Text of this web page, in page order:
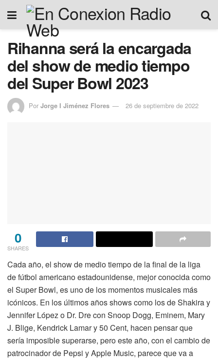
Rihanna será la encargada
del show de medio tiempo
del Super Bowl 2023
Por Jorge I Jiménez Flores 26 de septiembre de 2022
0
SHARES
Cada año, el show de medio tiempo de la final de la liga
de fútbol americano estadounidense, mejor conocida como
el Super Bowl, es uno de los momentos musicales más
icónicos. En los últimos años shows como los de Shakira y
Jennifer López o Dr. Dre con Snoop Dogg, Eminem, Mary
J. Blige, Kendrick Lamar y 50 Cent, hacen pensar que
sería imposible superarse, pero este año, con el cambio de
patrocinador de Pepsi y Apple Music, parece que va a